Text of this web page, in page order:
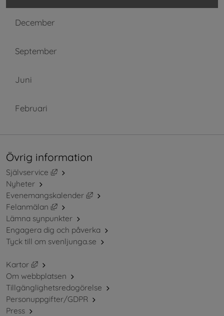
December
September
Juni
Februari
Övrig information
Självservice
Länk till annan webbplats, öppnas i nytt fönster.
Nyheter
Evenemangskalender
Länk till annan webbplats, öppnas i
Felanmälan
Länk till annan webbplats, öppnas i nytt fönster.
Lämna synpunkter
Engagera dig och påverka
Tyck till om svenljunga.se
Kartor
Länk till annan webbplats, öppnas i nytt fönster.
Om webbplatsen
Tillgänglighetsredogörelse
Personuppgifter/GDPR
Press